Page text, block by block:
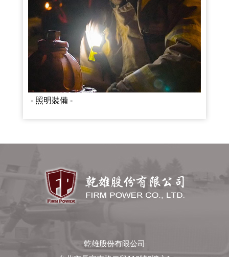
- 照明裝備 -
乾雄股份有限公司